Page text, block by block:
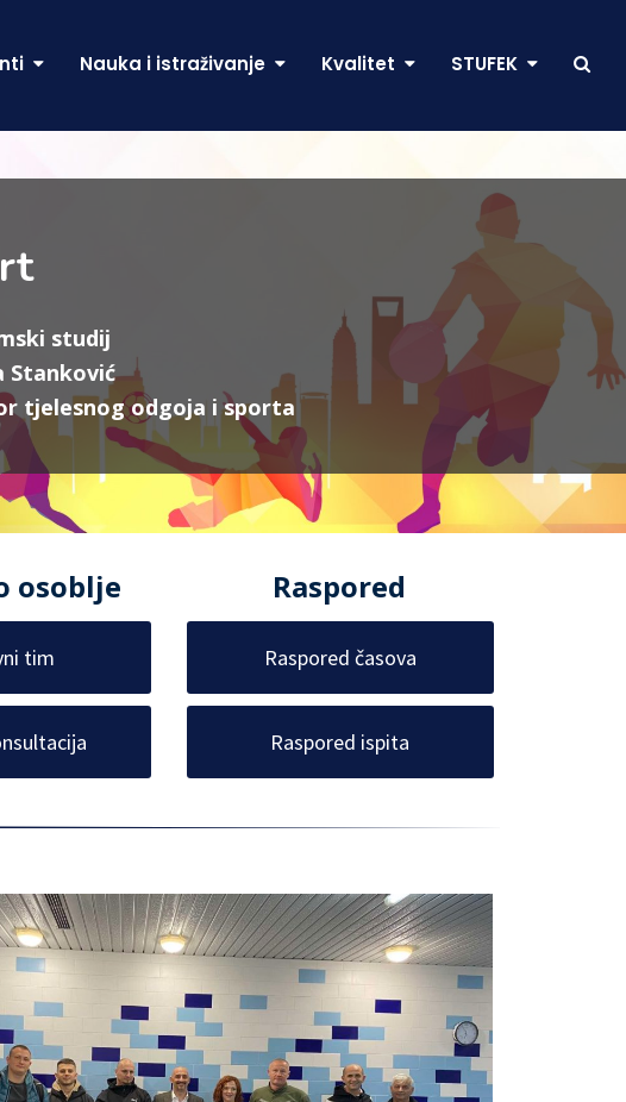
Nauka i istraživanje Kvalitet STUFEK
studij
Stanković
tjelesnog odgoja i sporta
osoblje
tim
Raspored
Raspored časova
Raspored ispita